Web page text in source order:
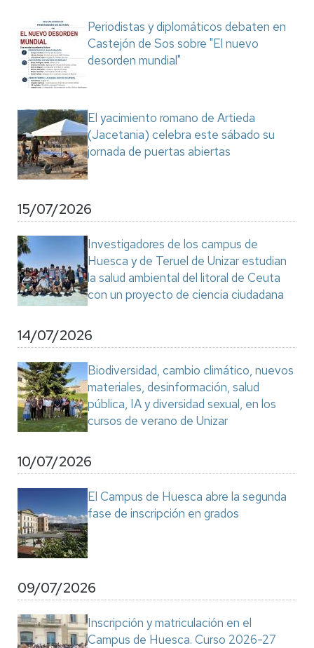
Periodistas y diplomáticos debaten en
Castejón de Sos sobre "El nuevo
desorden mundial"
El yacimiento romano de Artieda
(Jacetania) celebra este sábado su
jornada de puertas abiertas
15/07/2026
Investigadores de los campus de
Huesca y de Teruel de Unizar estudian
la salud ambiental del litoral de Ceuta
con un proyecto de ciencia ciudadana
14/07/2026
Biodiversidad, cambio climático, nuevos
materiales, desinformación, salud
pública, IA y diversidad sexual, en los
cursos de verano de Unizar
10/07/2026
El Campus de Huesca abre la segunda
fase de inscripción en grados
09/07/2026
Inscripción y matriculación en el
Campus de Huesca. Curso 2026-27